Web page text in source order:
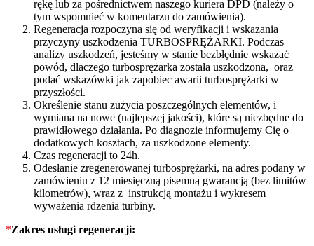
rękę lub za pośrednictwem naszego kuriera DPD (należy o
tym wspomnieć w komentarzu do zamówienia).
Regeneracja rozpoczyna się od weryfikacji i wskazania
przyczyny uszkodzenia TURBOSPRĘŻARKI. Podczas
analizy uszkodzeń, jesteśmy w stanie bezbłędnie wskazać
powód, dlaczego turbosprężarka została uszkodzona, oraz
podać wskazówki jak zapobiec awarii turbosprężarki w
przyszłości.
Określenie stanu zużycia poszczególnych elementów, i
wymiana na nowe (najlepszej jakości), które są niezbędne do
prawidłowego działania. Po diagnozie informujemy Cię o
dodatkowych kosztach, za uszkodzone elementy.
Czas regeneracji to 24h.
Odesłanie zregenerowanej turbosprężarki, na adres podany w
zamówieniu z 12 miesięczną pisemną gwarancją (bez limitów
kilometrów), wraz z instrukcją montażu i wykresem
wyważenia rdzenia turbiny.
*Zakres usługi regeneracji: